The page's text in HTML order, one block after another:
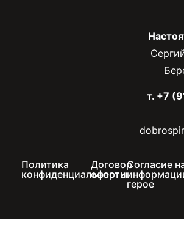
т. +7
Политика
конфиденциальности
Договор
оферты
Согласие
герое